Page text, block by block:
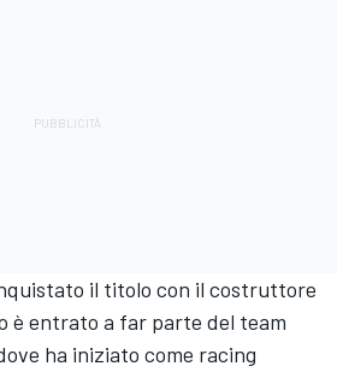
il titolo con il costruttore
è entrato a far parte del team
ha iniziato come racing